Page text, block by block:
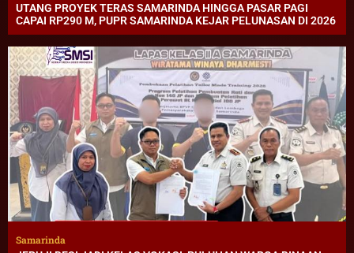
UTANG PROYEK TERAS SAMARINDA HINGGA PASAR PAGI
CAPAI RP290 M, PUPR SAMARINDA KEJAR PELUNASAN DI 2026
Samarinda